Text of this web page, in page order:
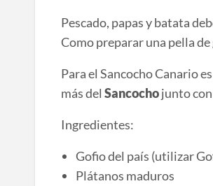
Pescado, papas y batata
Como preparar una pella
Para el Sancocho Canario
más del Sancochojunto con
Ingredientes:
Gofio del país (utilizar
Plátanos maduros